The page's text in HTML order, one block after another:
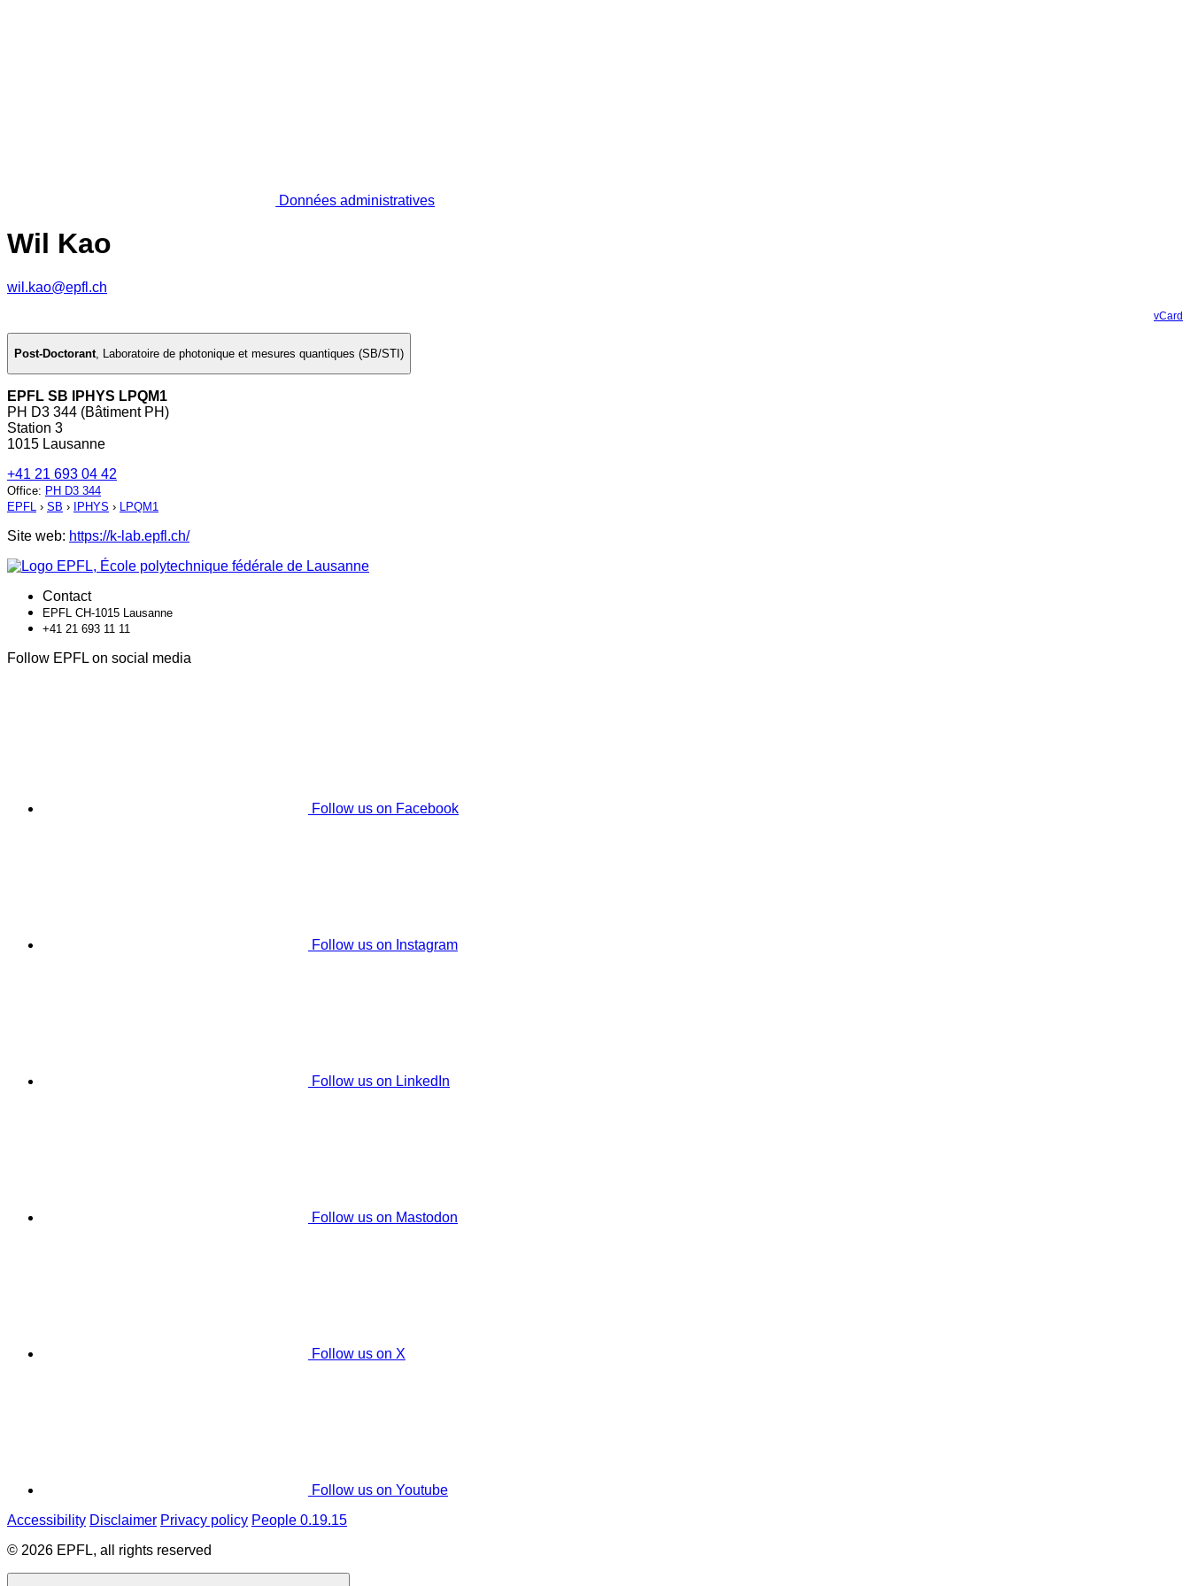
Données administratives
Wil Kao
wil.kao@epfl.ch
vCard
Post-Doctorant, Laboratoire de photonique et mesures quantiques (SB/STI)
EPFL SB IPHYS LPQM1
PH D3 344 (Bâtiment PH)
Station 3
1015 Lausanne
+41 21 693 04 42
Office: PH D3 344
EPFL › SB › IPHYS › LPQM1
Site web: https://k-lab.epfl.ch/
Contact
EPFL CH-1015 Lausanne
+41 21 693 11 11
Follow EPFL on social media
Follow us on Facebook
Follow us on Instagram
Follow us on LinkedIn
Follow us on Mastodon
Follow us on X
Follow us on Youtube
Accessibility Disclaimer Privacy policy People 0.19.15
© 2026 EPFL, all rights reserved